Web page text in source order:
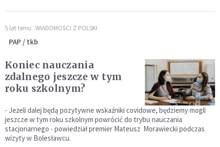
5 lat temu WIADOMOŚCI Z POLSKI
PAP / tkb
Koniec nauczania
zdalnego jeszcze w tym
roku szkolnym?
- Jeżeli dalej będą pozytywne wskaźniki covidowe, będziemy mogli
jeszcze w tym roku szkolnym powrócić do trybu nauczania
stacjonarnego - powiedział premier Mateusz Morawiecki podczas
wizyty w Bolesławcu.